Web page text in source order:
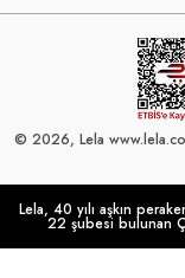
© 2026, Lela
Lela, 40 yılı aşkın
22 şubesi bulunan